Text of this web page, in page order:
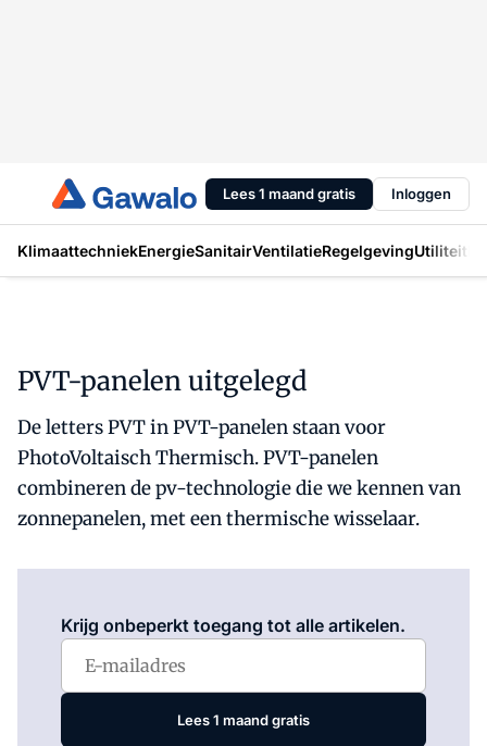
Lees 1 maand gratis Inloggen
KlimaattechniekEnergieSanitairVentilatieRegelgevingUtiliteit
PVT-panelen uitgelegd
De letters PVT in PVT-panelen staan voor
PhotoVoltaisch Thermisch. PVT-panelen
combineren de pv-technologie die we kennen van
zonnepanelen, met een thermische wisselaar.
Krijg onbeperkt toegang tot alle artikelen.
Lees 1 maand gratis